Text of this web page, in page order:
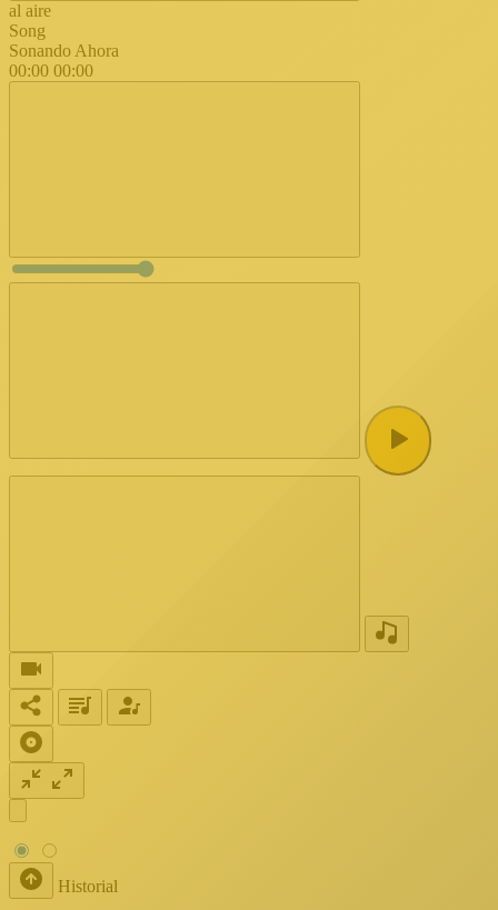
al aire
Song
Sonando Ahora
00:00 00:00
Historial